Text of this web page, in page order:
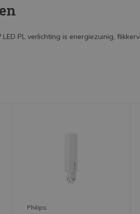
LED PL verlichting is energiezuinig,
Philips